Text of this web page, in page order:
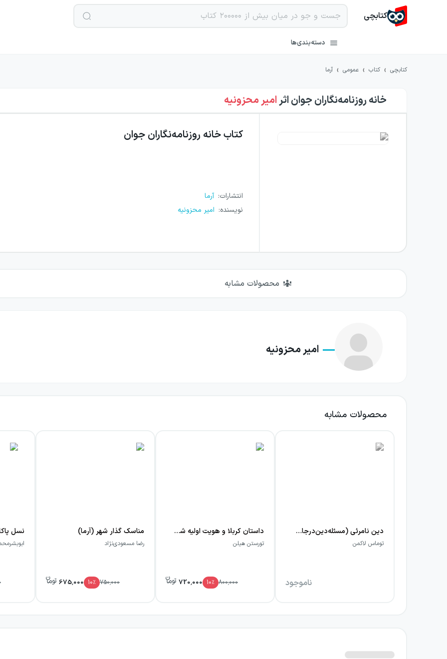
کتابچی
دسته‌بندی‌ها
کتابچی › کتاب › عمومی › آرما
خانه روزنامه‌نگاران جواناثرامیر محزونیه
کتابخانه روزنامه‌نگاران جوان
انتشارات: آرما
نویسنده: امیر محزونیه
محصولات مشابه
امیر محزونیه
محصولات مشابه
دین نامرئی (مسئله‌دین‌درجامعه‌مدرن) آرما
توماس لاکمن
ناموجود
داستان کربلا و هویت اولیه شیعه (آرما)
تورستن هیلن
800,000
10٪ 720,000
مناسک گذار شهر (آرما)
رضا مسعودی‌نژاد
750,000
10٪ 675,000
نسل